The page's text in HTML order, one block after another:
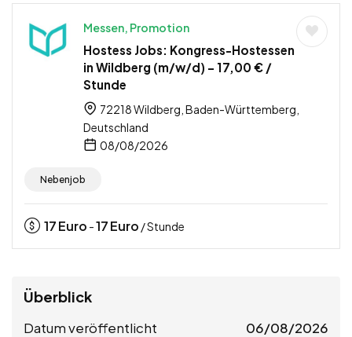
Messen, Promotion
Hostess Jobs: Kongress-Hostessen
in Wildberg (m/w/d) – 17,00 € /
Stunde
72218 Wildberg, Baden-Württemberg,
Deutschland
08/08/2026
Nebenjob
17Euro -17Euro / Stunde
Überblick
Datum veröffentlicht 06/08/2026